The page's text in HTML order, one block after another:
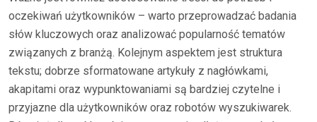
oczekiwań użytkowników – warto przeprowadzać badania
słów kluczowych oraz analizować popularność tematów
związanych z branżą. Kolejnym aspektem jest struktura
tekstu; dobrze sformatowane artykuły z nagłówkami,
akapitami oraz wypunktowaniami są bardziej czytelne i
przyjazne dla użytkowników oraz robotów wyszukiwarek.